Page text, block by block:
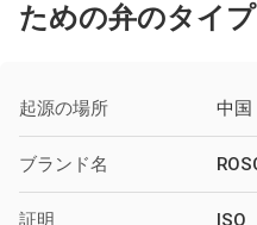
ための弁のタイ
起源の場所 中国
ブランド名
証明 ISO